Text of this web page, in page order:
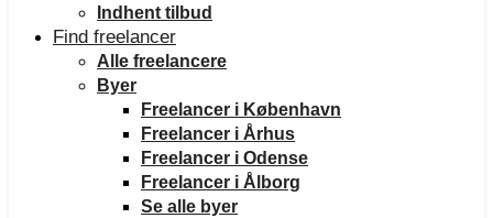
Indhent tilbud
Find freelancer
Alle freelancere
Byer
Freelancer i København
Freelancer i Århus
Freelancer i Odense
Freelancer i Ålborg
Se alle byer